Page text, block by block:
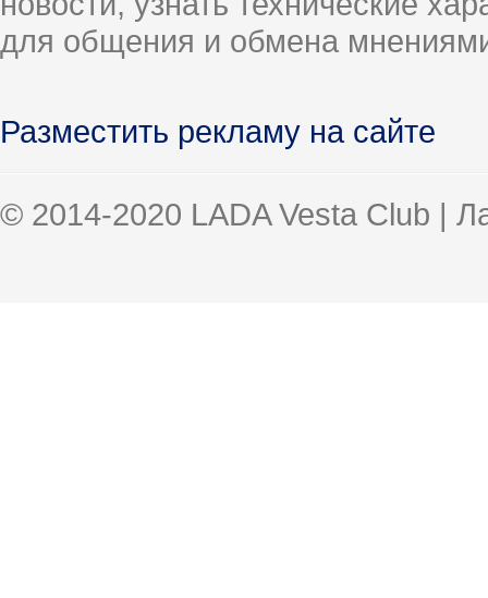
для общения и обмена
Разместить рекламу на сайте
© 2014-2020 LADA Vesta Club |